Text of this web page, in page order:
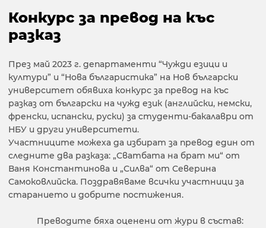
Конкурс за превод на къс
разказ
През май 2023 г. департаменти “Чужди езици и
култури” и “Нова българистика” на Нов български
университет обявиха конкурс за превод на къс
разказ от български на чужд език (английски, немски,
френски, испански, руски) за студенти-бакалаври от
НБУ и други университети.
Участниците можеха да избират за превод един от
следните два разказа: „Сватбата на брат ми“ от
Ваня Константинова и „Силва“ от Северина
Самоковлийска. Поздравяваме всички участници за
старанието и добрите постижения.
Преводите бяха оценени от жури в състав: